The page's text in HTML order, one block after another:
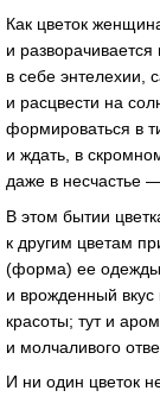
Как цветок
и
в себе энтелехии,
и расцвести на
формироваться в
и ждать, в
даже в несчастье
В этом бытии
к другим цветам
(форма) ее одежды
и врожденный вкус
красоты; тут и
и молчаливого
И ни один цветок